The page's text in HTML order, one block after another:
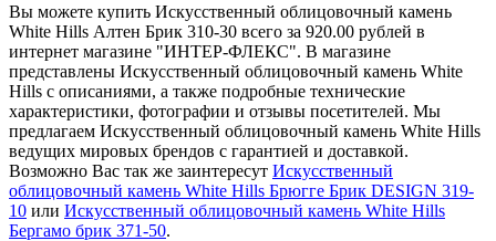
Вы можете купить Искусственный облицовочный камень
White Hills Алтен Брик 310-30 всего за 920.00 рублей в
интернет магазине "ИНТЕР-ФЛЕКС". В магазине
представлены Искусственный облицовочный камень White
Hills с описаниями, а также подробные технические
характеристики, фотографии и отзывы посетителей. Мы
предлагаем Искусственный облицовочный камень White Hills
ведущих мировых брендов с гарантией и доставкой.
Возможно Вас так же заинтересут Искусственный
облицовочный камень White Hills Брюгге Брик DESIGN 319-
10 или Искусственный облицовочный камень White Hills
Бергамо брик 371-50.